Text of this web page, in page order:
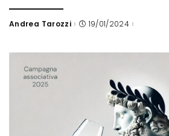
Posted
Andrea Tarozzi 19/01/2024